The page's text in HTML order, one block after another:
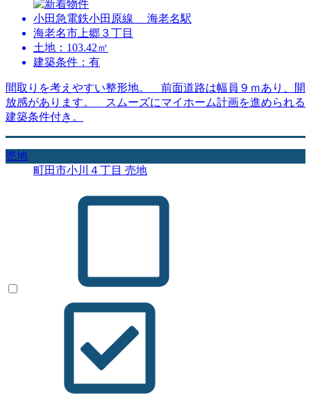
小田急電鉄小田原線 海老名駅
海老名市上郷３丁目
土地：103.42㎡
建築条件：有
間取りを考えやすい整形地。 前面道路は幅員９ｍあり、開
放感があります。 スムーズにマイホーム計画を進められる
建築条件付き。
売地
町田市小川４丁目 売地